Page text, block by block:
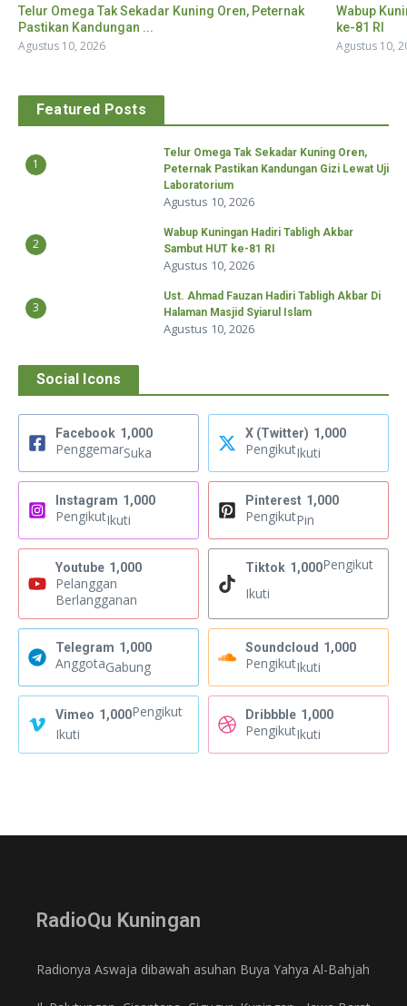
Telur Omega Tak Sekadar Kuning Oren, Peternak
Pastikan Kandungan ...
Agustus 10, 2026
Wabup
ke-81 RI
Agustus 10,
Featured Posts
1
Telur Omega Tak Sekadar Kuning Oren,
Peternak Pastikan Kandungan Gizi Lewat Uji
Laboratorium
Agustus 10, 2026
2
Wabup Kuningan Hadiri Tabligh Akbar
Sambut HUT ke-81 RI
Agustus 10, 2026
3
Ust. Ahmad Fauzan Hadiri Tabligh Akbar Di
Halaman Masjid Syiarul Islam
Agustus 10, 2026
Social Icons
Facebook 1,000
PenggemarSuka
X (Twitter) 1,000
PengikutIkuti
Instagram 1,000
PengikutIkuti
Pinterest 1,000
PengikutPin
Youtube 1,000
Pelanggan
Berlangganan
Tiktok 1,000Pengikut
Ikuti
Telegram 1,000
AnggotaGabung
Soundcloud 1,000
PengikutIkuti
Vimeo 1,000Pengikut
Ikuti
Dribbble 1,000
PengikutIkuti
RadioQu Kuningan
Radionya Aswaja dibawah asuhan Buya Yahya Al-Bahjah